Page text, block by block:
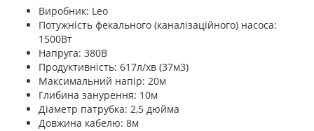
Виробник: Leo
Потужність фекального (каналізаційного) насоса:
1500Вт
Напруга: 380В
Продуктивність: 617л/хв (37м3)
Максимальний напір: 20м
Глибина занурення: 10м
Діаметр патрубка: 2,5 дюйма
Довжина кабелю: 8м